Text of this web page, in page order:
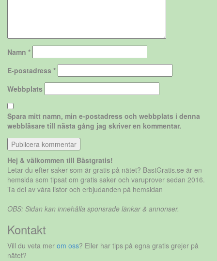
Namn *
E-postadress *
Webbplats
Spara mitt namn, min e-postadress och webbplats i denna
webbläsare till nästa gång jag skriver en kommentar.
Hej & välkommen till Bästgratis!
Letar du efter saker som är gratis på nätet? BastGratis.se är en
hemsida som tipsat om gratis saker och varuprover sedan 2016.
Ta del av våra listor och erbjudanden på hemsidan
OBS: Sidan kan innehålla sponsrade länkar & annonser.
Kontakt
Vill du veta mer om oss? Eller har tips på egna gratis grejer på
nätet?